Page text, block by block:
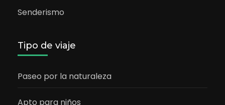
Senderismo
Tipo de viaje
Paseo por la naturaleza
Apto para niños